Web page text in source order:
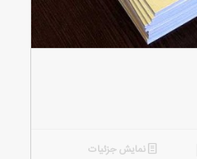
نمایش جزئیات